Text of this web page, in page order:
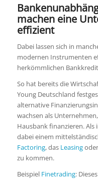
machen eine
effizient
Dabei lassen sich in
modernen Instrumenten
herkömmlichen
So hat bereits die
Young Deutschland
alternative
wachsen als
Hausbank finanzieren.
dabei einem
Factoring, das Leasing
zu kommen.
Beispiel Finetrading: